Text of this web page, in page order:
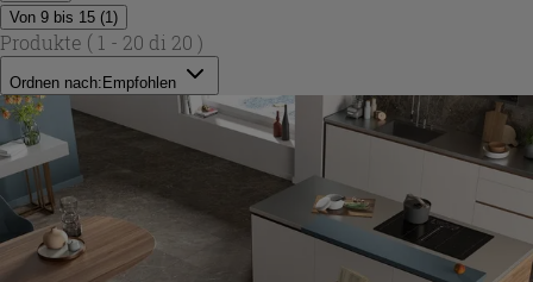
Von 9 bis 15 (1 )
Produkte ( 1 - 20 di 20 )
Ordnen nach: Empfohlen